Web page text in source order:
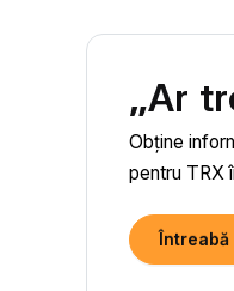
„Ar
Obține
pentru TRX
Întreabă